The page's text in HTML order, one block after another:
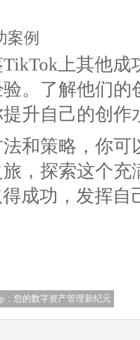
案例
上其他
。了解他们
升自己的创作
和策略，你
，探索这个
成功，发挥
：您的数字资产管理新纪元